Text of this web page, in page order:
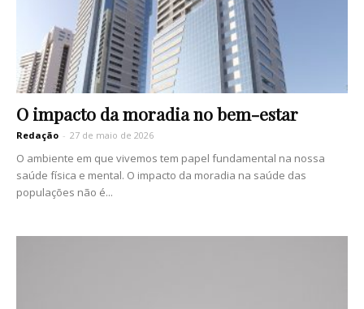
O impacto da moradia no bem-estar
Redação - 27 de maio de 2026
O ambiente em que vivemos tem papel fundamental na nossa
saúde física e mental. O impacto da moradia na saúde das
populações não é...